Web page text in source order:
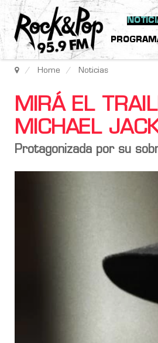
Home Noticias
MIRÁ EL
MICHAEL
Protagonizada por su